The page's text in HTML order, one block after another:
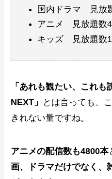
国内ドラマ 見放
アニメ 見放題数
キッズ 見放題数
「あれも観たい、これ
NEXT」
とは言っても、
きれない量ですね。
アニメの配信数も4800本
画、ドラマだけでなく、